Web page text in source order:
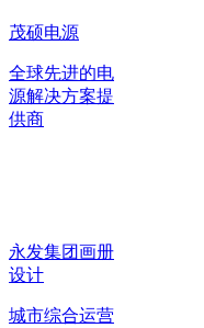
茂硕电源
全球先进的电
源解决方案提
供商
永发集团画册
设计
城市综合运营